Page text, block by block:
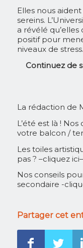
Elles nous
sereins.
a révélé
positif pour
niveaux de stress.
Continuez de
La rédaction de
L’été est là !
votre balcon /
Les toiles
pas ? –cliquez ici–
Nos conseils
secondaire -
Partager cet